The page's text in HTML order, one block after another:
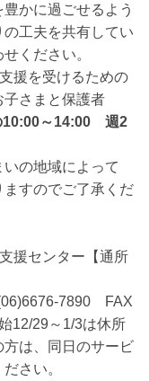
かに過ごせるよう
工夫を共有してい
ください。
援を受けるための
さまと保護者
10:00～14:00 週2
いの地域によって
すのでご了承くだ
援センター【通所
7890 FAX
12/29～1/3は休所
は、同日のサービ
さい。